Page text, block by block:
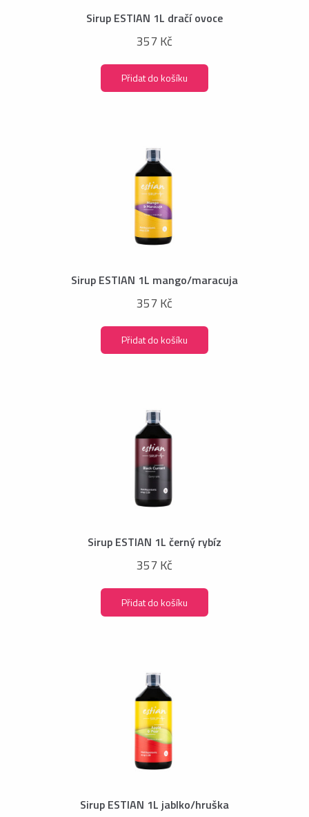
Sirup ESTIAN 1L dračí ovoce
357 Kč
Přidat do košíku
Sirup ESTIAN 1L mango/maracuja
357 Kč
Přidat do košíku
Sirup ESTIAN 1L černý rybíz
357 Kč
Přidat do košíku
Sirup ESTIAN 1L jablko/hruška